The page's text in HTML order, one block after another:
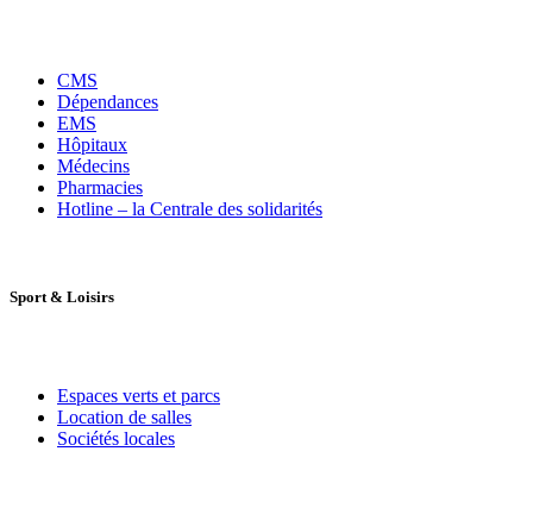
CMS
Dépendances
EMS
Hôpitaux
Médecins
Pharmacies
Hotline – la Centrale des solidarités
Sport & Loisirs
Espaces verts et parcs
Location de salles
Sociétés locales